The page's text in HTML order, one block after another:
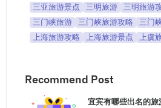
三亚旅游景点
三明旅游 三明旅游
三门峡旅游
三门峡旅游攻略 三门
上海旅游攻略
上海旅游景点 上虞
Recommend Post
宜宾有哪些出名的旅